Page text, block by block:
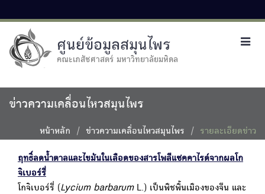
ศูนย์ข้อมูลสมุนไพร
คณะเภสัชศาสตร์ มหาวิทยาลัยมหิดล
ข่าวความเคลื่อนไหวสมุนไพร
หน้าหลัก ข่าวความเคลื่อนไหวสมุนไพร รายละเอียดข่าว
ฤทธิ์ลดน้ำตาลและไขมันในเลือดของสารโพลีแซคคาไรด์จากผลโก
จิเบอร์รี่
โกจิเบอร์รี่ (Lycium barbarumL.) เป็นพืชพื้นเมืองของจีน และ